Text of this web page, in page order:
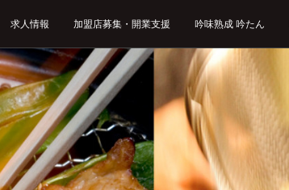
求人情報 加盟店募集・開業支援 吟味熟成 吟たん